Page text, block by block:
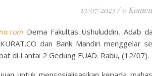
13/07/2023 / 0
Dema Fakultas Ushuluddin, Adab
dan Bank Mandiri menggelar
di Lantai 2 Gedung FUAD. Rabu, (12/07).